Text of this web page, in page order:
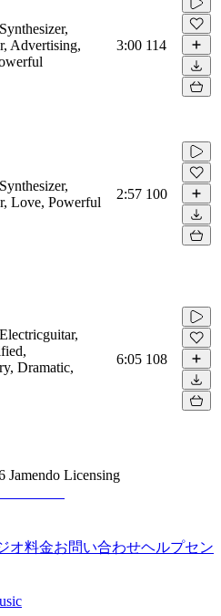
Advertising,
3:00 114
Love, Powerful
2:57 100
Dramatic,
6:05 108
Jamendo Licensing
オ料金お問い合わせヘルプセン